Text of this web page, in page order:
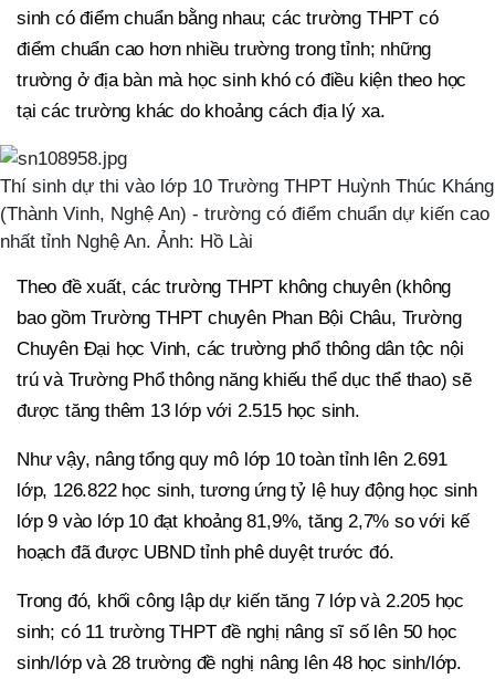
sinh có điểm chuẩn bằng nhau; các trường THPT có
điểm chuẩn cao hơn nhiều trường trong tỉnh; những
trường ở địa bàn mà học sinh khó có điều kiện theo học
tại các trường khác do khoảng cách địa lý xa.
Thí sinh dự thi vào lớp 10 Trường THPT Huỳnh Thúc Kháng
(Thành Vinh, Nghệ An) - trường có điểm chuẩn dự kiến cao
nhất tỉnh Nghệ An. Ảnh: Hồ Lài
Theo đề xuất, các trường THPT không chuyên (không
bao gồm Trường THPT chuyên Phan Bội Châu, Trường
Chuyên Đại học Vinh, các trường phổ thông dân tộc nội
trú và Trường Phổ thông năng khiếu thể dục thể thao) sẽ
được tăng thêm 13 lớp với 2.515 học sinh.
Như vậy, nâng tổng quy mô lớp 10 toàn tỉnh lên 2.691
lớp, 126.822 học sinh, tương ứng tỷ lệ huy động học sinh
lớp 9 vào lớp 10 đạt khoảng 81,9%, tăng 2,7% so với kế
hoạch đã được UBND tỉnh phê duyệt trước đó.
Trong đó, khối công lập dự kiến tăng 7 lớp và 2.205 học
sinh; có 11 trường THPT đề nghị nâng sĩ số lên 50 học
sinh/lớp và 28 trường đề nghị nâng lên 48 học sinh/lớp.